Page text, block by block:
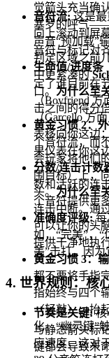
音符流:这是最
向上滚动到屏
音符与标记对
生命值/进度条
定了谁目前在
（Boyfriend
（Garcello 方
表移向你这边
果仪表在你这
分数/连击计数
数和活跃的连
个音符提供更
准确度评级:每
如，“完美”，“
美”击打，因
4. 世界规则：核
节奏是关键:核
与静态箭头标
键都会导致未
觉箭头充当确
塞罗的呼气——
声音“预加载”
判定区域之前
中更紧凑的
口。 为什么至
击之间的得分
黄金习惯 2：
个音符流，而
会玩家将他们
围目标）上，
头。为什么至
连击中断。通
可以让你的头
提供干净地执
黄金习惯 3：
都不要将手指
指始终与四个
（轻敲）。抬
化。“幽灵键”
应速度，这对